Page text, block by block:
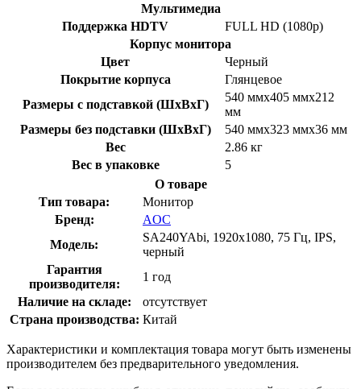
Мультимедиа
Поддержка HDTV
FULL HD (1080p)
Корпус монитора
Цвет
Черный
Покрытие корпуса
Глянцевое
Размеры с подставкой (ШхВхГ)
540 ммх405 ммх212
мм
Размеры без подставки (ШхВхГ)
540 ммх323 ммх36 мм
Вес
2.86 кг
Вес в упаковке
5
О товаре
Тип товара:
Монитор
Бренд:
AOC
Модель:
SA240YAbi, 1920x1080, 75 Гц, IPS,
черный
Гарантия
производителя:
1 год
Наличие на складе:
отсутствует
Страна производства: Китай
Характеристики и комплектация товара могут быть изменены
производителем без предварительного уведомления.